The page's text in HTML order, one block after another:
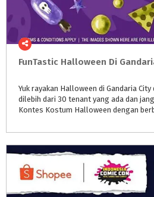
FunTastic Halloween Di
Yuk rayakan Halloween di Gandaria
dilebih dari 30 tenant yang ada dan
Kontes Kostum Halloween dengan